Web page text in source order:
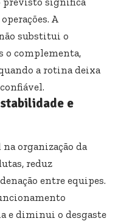
A
substitui o
o complementa,
a rotina deixa
e
organização da
reduz
entre equipes.
e diminui o desgaste